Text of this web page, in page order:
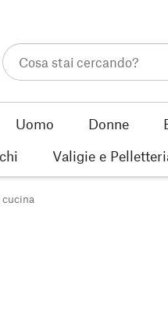
Uomo Donne
Valigie e
cucina